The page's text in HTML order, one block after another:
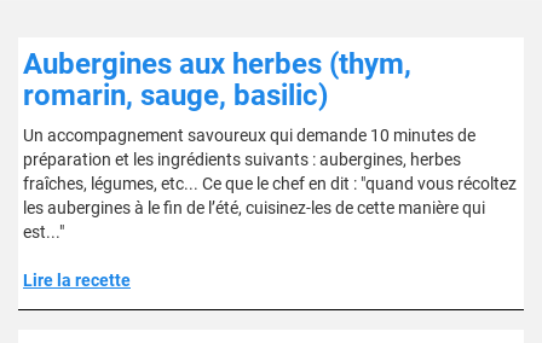
Aubergines aux herbes (thym,
romarin, sauge, basilic)
Un accompagnement savoureux qui demande 10 minutes de
préparation et les ingrédients suivants : aubergines, herbes
fraîches, légumes, etc... Ce que le chef en dit : "quand vous récoltez
les aubergines à le fin de l’été, cuisinez-les de cette manière qui
est..."
Lire la recette